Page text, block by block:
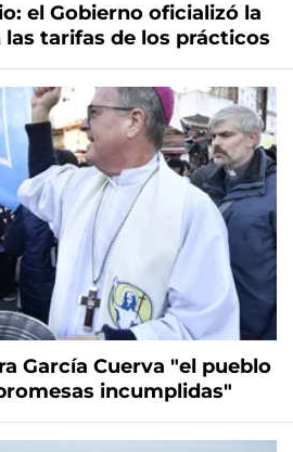
el Gobierno oficializó la
las tarifas de los prácticos
García Cuerva "el pueblo
incumplidas"